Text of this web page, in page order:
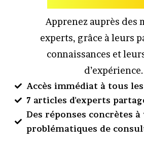
Apprenez auprès des
experts, grâce à leurs
connaissances et
d’expérience.
Accès immédiat à tous
7 articles d'experts
Des réponses concrètes à
problématiques de